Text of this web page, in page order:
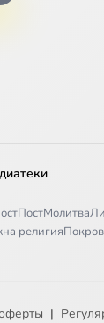
ПостМолитва
религия
|